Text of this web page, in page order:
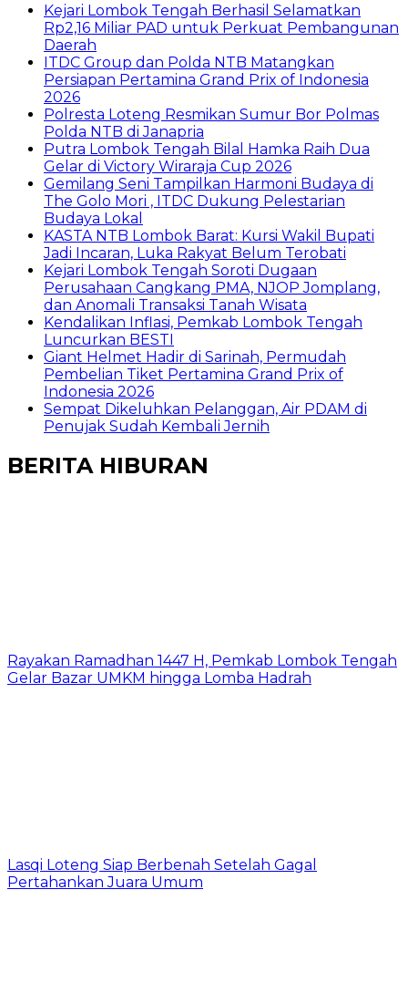
Kejari Lombok Tengah Berhasil Selamatkan
Rp2,16 Miliar PAD untuk Perkuat Pembangunan
Daerah
ITDC Group dan Polda NTB Matangkan
Persiapan Pertamina Grand Prix of Indonesia
2026
Polresta Loteng Resmikan Sumur Bor Polmas
Polda NTB di Janapria
Putra Lombok Tengah Bilal Hamka Raih Dua
Gelar di Victory Wiraraja Cup 2026
Gemilang Seni Tampilkan Harmoni Budaya di
The Golo Mori , ITDC Dukung Pelestarian
Budaya Lokal
KASTA NTB Lombok Barat: Kursi Wakil Bupati
Jadi Incaran, Luka Rakyat Belum Terobati
Kejari Lombok Tengah Soroti Dugaan
Perusahaan Cangkang PMA, NJOP Jomplang,
dan Anomali Transaksi Tanah Wisata
Kendalikan Inflasi, Pemkab Lombok Tengah
Luncurkan BESTI
Giant Helmet Hadir di Sarinah, Permudah
Pembelian Tiket Pertamina Grand Prix of
Indonesia 2026
Sempat Dikeluhkan Pelanggan, Air PDAM di
Penujak Sudah Kembali Jernih
BERITA HIBURAN
Rayakan Ramadhan 1447 H, Pemkab Lombok Tengah
Gelar Bazar UMKM hingga Lomba Hadrah
Lasqi Loteng Siap Berbenah Setelah Gagal
Pertahankan Juara Umum